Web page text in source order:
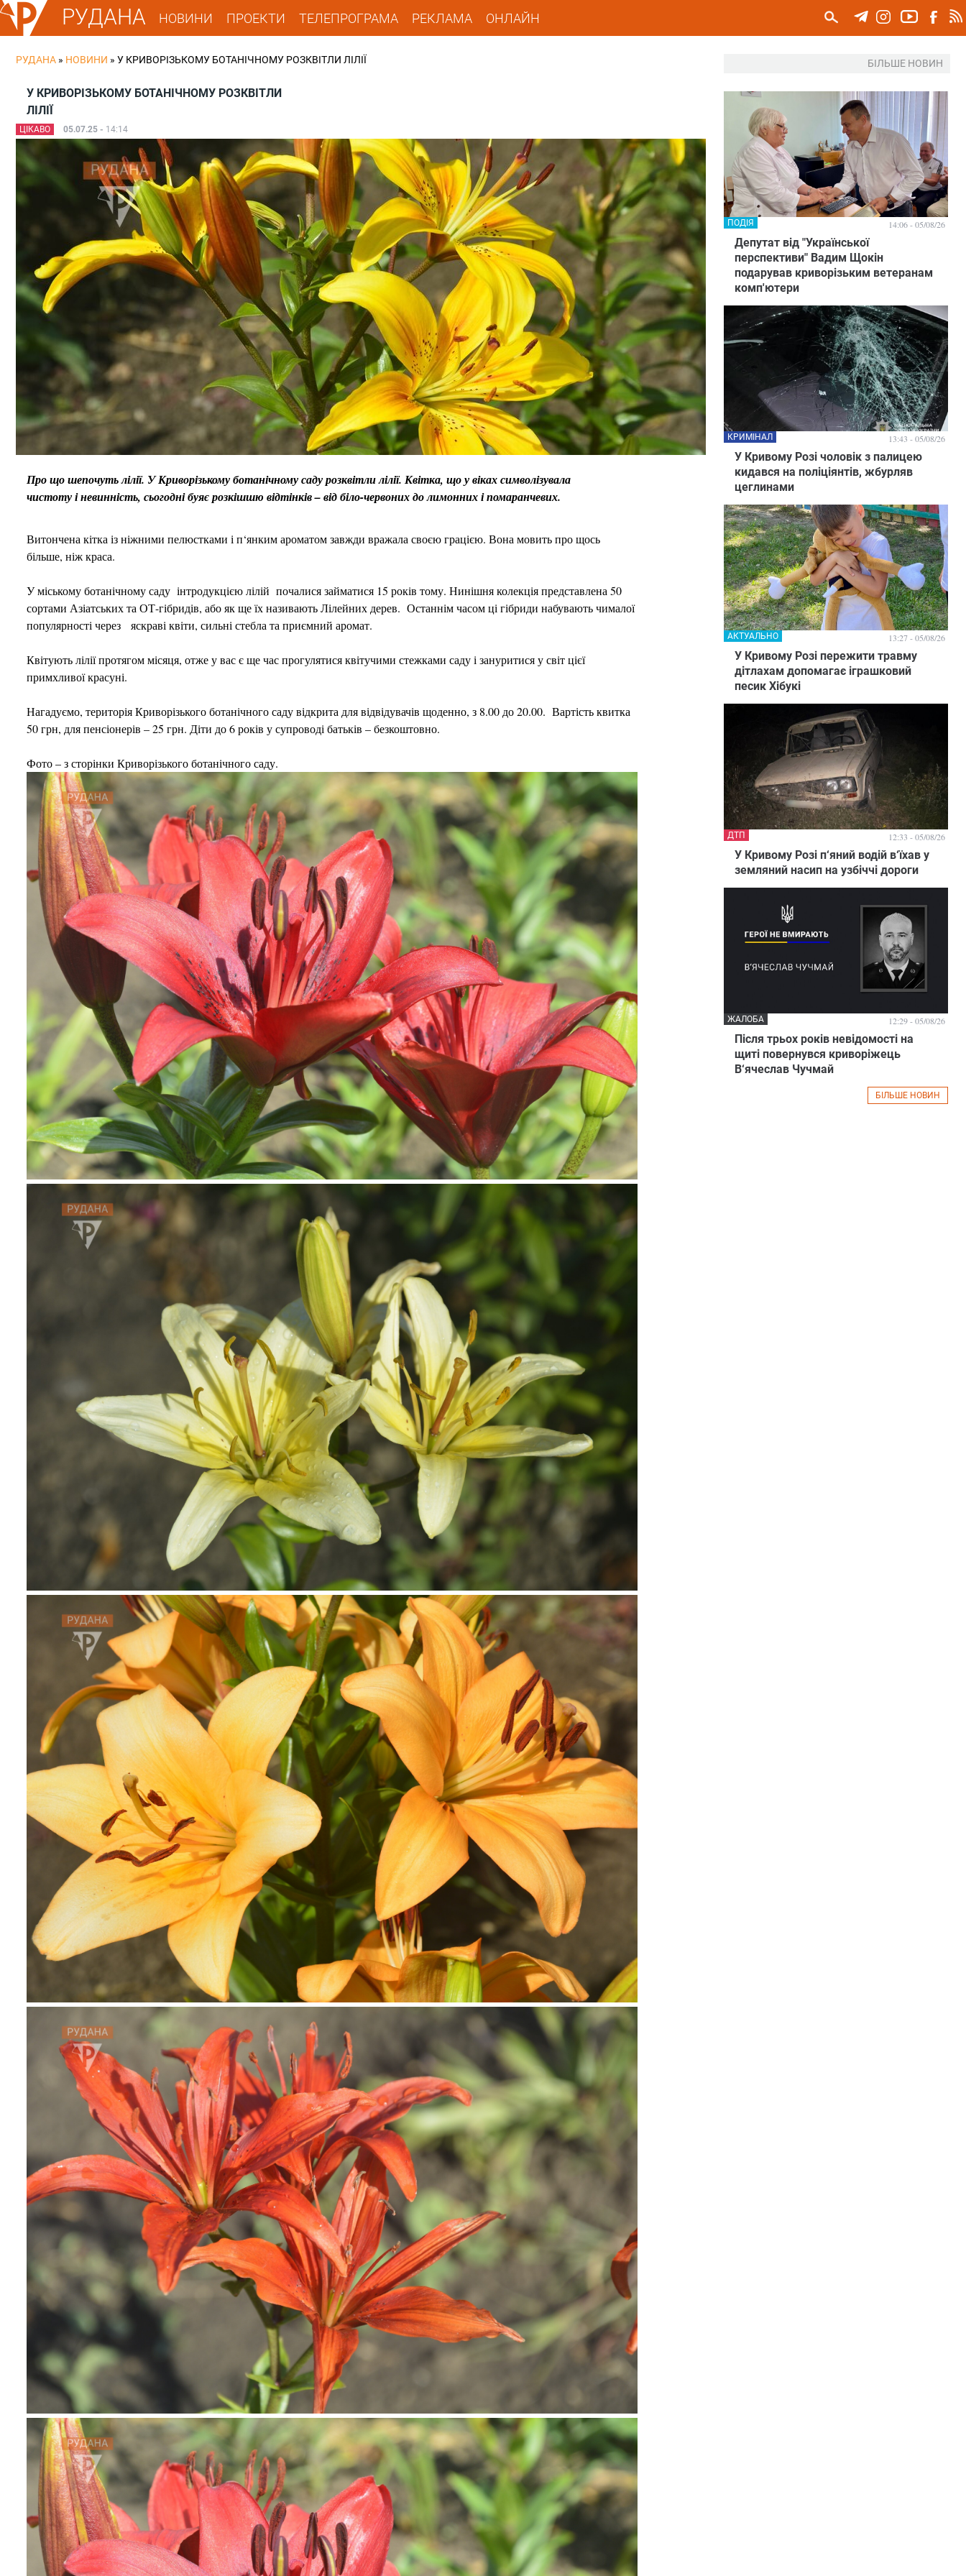
РУДАНА НОВИНИ ПРОЕКТИ ТЕЛЕПРОГРАМА РЕКЛАМА ОНЛАЙН
РУДАНА » НОВИНИ » У КРИВОРІЗЬКОМУ БОТАНІЧНОМУ РОЗКВІТЛИ ЛІЛІЇ
У КРИВОРІЗЬКОМУ БОТАНІЧНОМУ РОЗКВІТЛИ
ЛІЛІЇ
ЦІКАВО 05.07.25 - 14:14
Про що шепочуть лілії. У Криворізькому ботанічному саду розквітли лілії. Квітка, що у віках символізувала
чистоту і невинність, сьогодні буяє розкішшю відтінків – від біло-червоних до лимонних і помаранчевих.
Витончена кітка із ніжними пелюстками і п‘янким ароматом завжди вражала своєю грацією. Вона мовить про щось
більше, ніж краса.
У міському ботанічному саду інтродукцією лілій почалися займатися 15 років тому. Нинішня колекція представлена 50
сортами Азіатських та ОТ-гібридів, або як ще їх називають Лілейних дерев. Останнім часом ці гібриди набувають чималої
популярності через яскраві квіти, сильні стебла та приємний аромат.
Квітують лілії протягом місяця, отже у вас є ще час прогулятися квітучими стежками саду і зануритися у світ цієї
примхливої красуні.
Нагадуємо, територія Криворізького ботанічного саду відкрита для відвідувачів щоденно, з 8.00 до 20.00. Вартість квитка
50 грн, для пенсіонерів – 25 грн. Діти до 6 років у супроводі батьків – безкоштовно.
Фото – з сторінки Криворізького ботанічного саду.
БІЛЬШЕ НОВИН
Депутат від "Української
перспективи" Вадим Щокін
подарував криворізьким ветеранам
комп'ютери
ПОДІЯ 14:06 - 05/08/26
У Кривому Розі чоловік з палицею
кидався на поліціянтів, жбурляв
цеглинами
КРИМІНАЛ 13:43 - 05/08/26
У Кривому Розі пережити травму
дітлахам допомагає іграшковий
песик Хібукі
АКТУАЛЬНО 13:27 - 05/08/26
У Кривому Розі п‘яний водій в‘їхав у
земляний насип на узбіччі дороги
ДТП 12:33 - 05/08/26
Після трьох років невідомості на
щиті повернувся криворіжець
В‘ячеслав Чучмай
ЖАЛОБА 12:29 - 05/08/26
БІЛЬШЕ НОВИН